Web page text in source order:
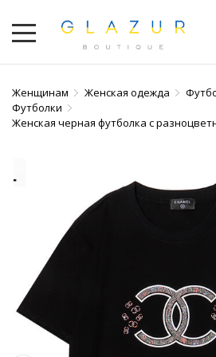
Женщинам Женская одежда
Футболки
Женская черная футболка с